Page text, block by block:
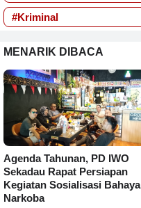
#Kriminal
MENARIK DIBACA
Agenda Tahunan, PD IWO
Sekadau Rapat Persiapan
Kegiatan Sosialisasi Bahaya
Narkoba